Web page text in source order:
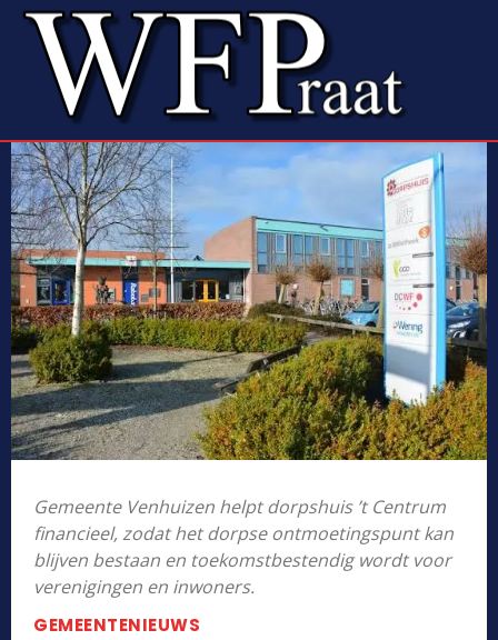
Gemeente Venhuizen helpt dorpshuis ’t Centrum
financieel, zodat het dorpse ontmoetingspunt kan
blijven bestaan en toekomstbestendig wordt voor
verenigingen en inwoners.
GEMEENTENIEUWS